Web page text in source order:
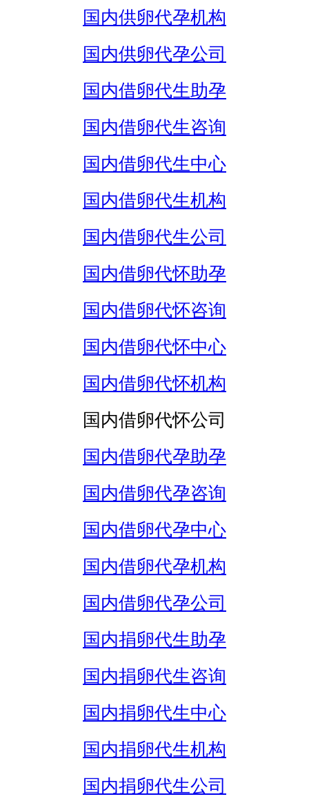
国内供卵代孕机构
国内供卵代孕公司
国内借卵代生助孕
国内借卵代生咨询
国内借卵代生中心
国内借卵代生机构
国内借卵代生公司
国内借卵代怀助孕
国内借卵代怀咨询
国内借卵代怀中心
国内借卵代怀机构
国内借卵代怀公司
国内借卵代孕助孕
国内借卵代孕咨询
国内借卵代孕中心
国内借卵代孕机构
国内借卵代孕公司
国内捐卵代生助孕
国内捐卵代生咨询
国内捐卵代生中心
国内捐卵代生机构
国内捐卵代生公司